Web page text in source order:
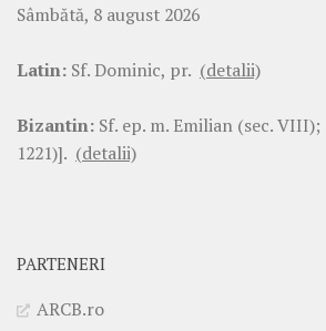
Sâmbătă, 8 august 2026
Latin: Sf. Dominic, pr. (detalii)
Bizantin: Sf. ep. m. Emilian (sec.
1221)]. (detalii)
PARTENERI
ARCB.ro